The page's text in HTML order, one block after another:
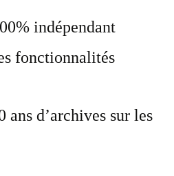
indépendant
fonctionnalités
ans d’archives sur les